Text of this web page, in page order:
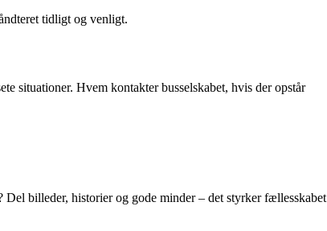
tidligt og venligt.
situationer. Hvem kontakter busselskabet, hvis der opstår
billeder, historier og gode minder – det styrker fællesskabet